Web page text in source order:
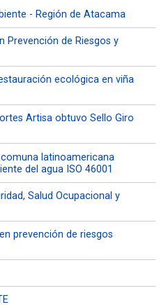
- Región de Atacama
Prevención de Riesgos y
ecológica en viña
Artisa obtuvo Sello Giro
latinoamericana
del agua ISO 46001
Salud Ocupacional y
prevención de riesgos